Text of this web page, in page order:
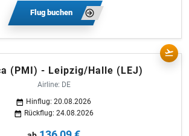
Flug buchen
(PMI) - Leipzig/Halle (LEJ)
Airline: DE
Hinflug: 20.08.2026
Rückflug: 24.08.2026